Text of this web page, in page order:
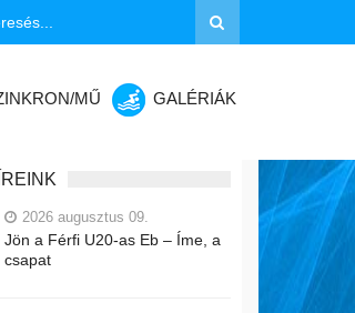
MŰ GALÉRIÁK
2026 augusztus 09.
Jön a Férfi U20-as Eb – Íme, a
csapat